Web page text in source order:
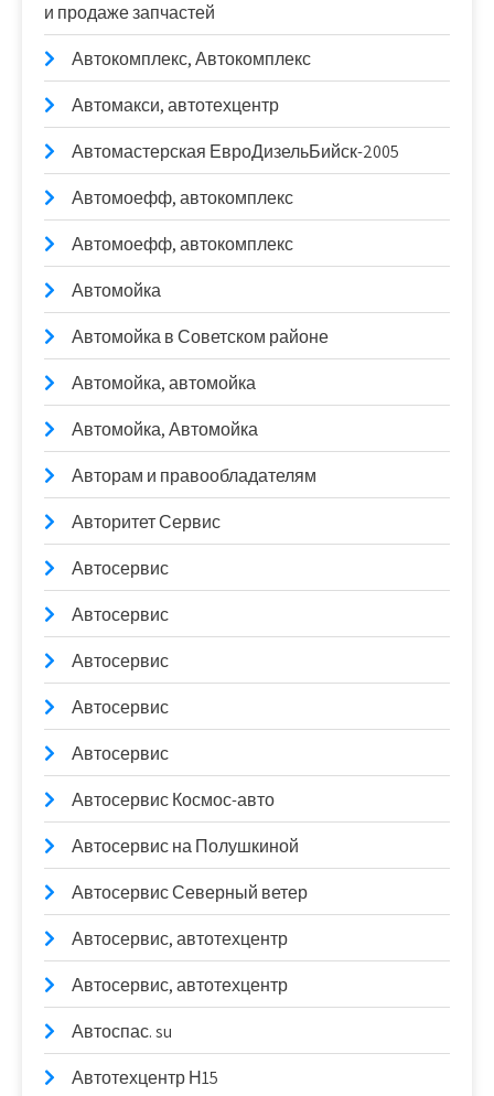
и продаже запчастей
Автокомплекс, Автокомплекс
Автомакси, автотехцентр
Автомастерская ЕвроДизельБийск-2005
Автомоефф, автокомплекс
Автомоефф, автокомплекс
Автомойка
Автомойка в Советском районе
Автомойка, автомойка
Автомойка, Автомойка
Авторам и правообладателям
Авторитет Сервис
Автосервис
Автосервис
Автосервис
Автосервис
Автосервис
Автосервис Космос-авто
Автосервис на Полушкиной
Автосервис Северный ветер
Автосервис, автотехцентр
Автосервис, автотехцентр
Автоспас. su
Автотехцентр Н15